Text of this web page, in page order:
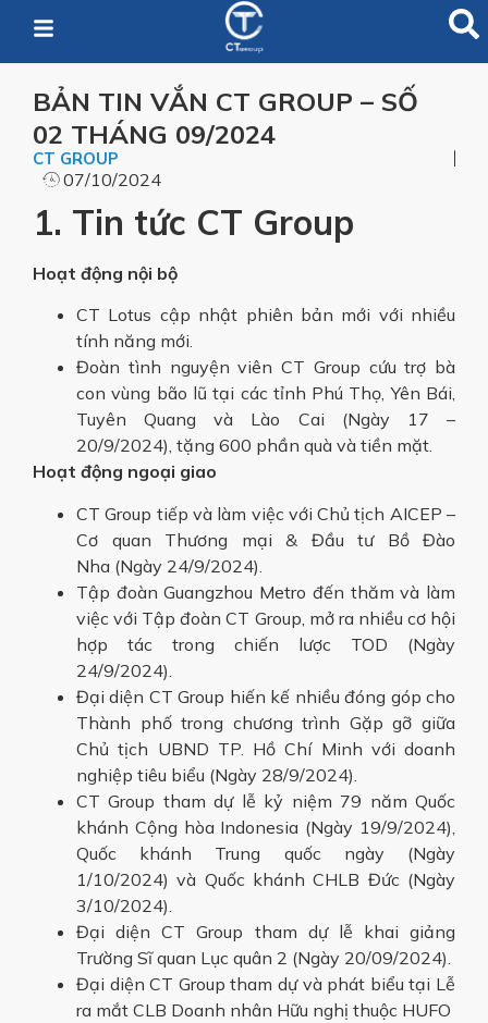
BẢN TIN VẮN CT GROUP – SỐ
02 THÁNG 09/2024
CT GROUP
07/10/2024
1. Tin tức CT Group
Hoạt động nội bộ
CT Lotus cập nhật phiên bản mới với nhiều
tính năng mới.
Đoàn tình nguyện viên CT Group cứu trợ bà
con vùng bão lũ tại các tỉnh Phú Thọ, Yên Bái,
Tuyên Quang và Lào Cai (Ngày 17 –
20/9/2024), tặng 600 phần quà và tiền mặt.
Hoạt động ngoại giao
CT Group tiếp và làm việc với Chủ tịch AICEP –
Cơ quan Thương mại & Đầu tư Bồ Đào
Nha (Ngày 24/9/2024).
Tập đoàn Guangzhou Metro đến thăm và làm
việc với Tập đoàn CT Group, mở ra nhiều cơ hội
hợp tác trong chiến lược TOD (Ngày
24/9/2024).
Đại diện CT Group hiến kế nhiều đóng góp cho
Thành phố trong chương trình Gặp gỡ giữa
Chủ tịch UBND TP. Hồ Chí Minh với doanh
nghiệp tiêu biểu (Ngày 28/9/2024).
CT Group tham dự lễ kỷ niệm 79 năm Quốc
khánh Cộng hòa Indonesia (Ngày 19/9/2024),
Quốc khánh Trung quốc ngày (Ngày
1/10/2024) và Quốc khánh CHLB Đức (Ngày
3/10/2024).
Đại diện CT Group tham dự lễ khai giảng
Trường Sĩ quan Lục quân 2 (Ngày 20/09/2024).
Đại diện CT Group tham dự và phát biểu tại Lễ
ra mắt CLB Doanh nhân Hữu nghị thuộc HUFO